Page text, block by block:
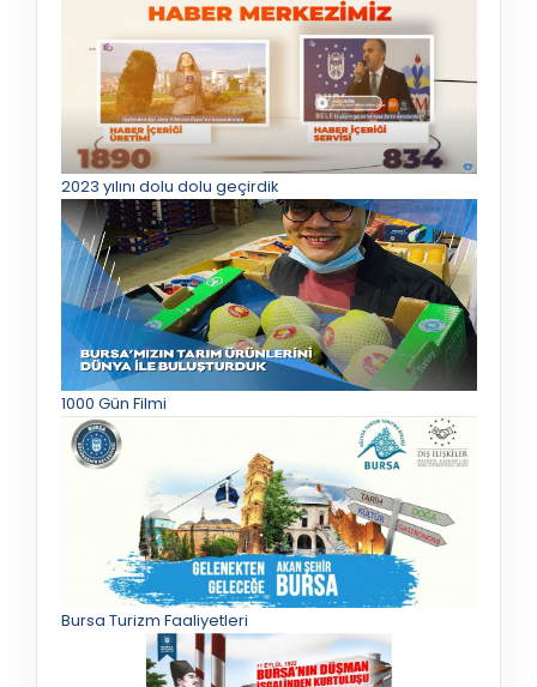
2023 yılını dolu dolu geçirdik
1000 Gün Filmi
Bursa Turizm Faaliyetleri